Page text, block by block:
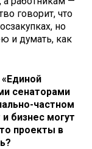
говорит, что
но
и думать, как
сенаторами
частном
бизнес могут
проекты в